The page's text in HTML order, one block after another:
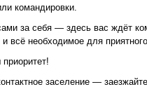
командировки.
за себя — здесь вас ждёт
всё необходимое для
заселение —